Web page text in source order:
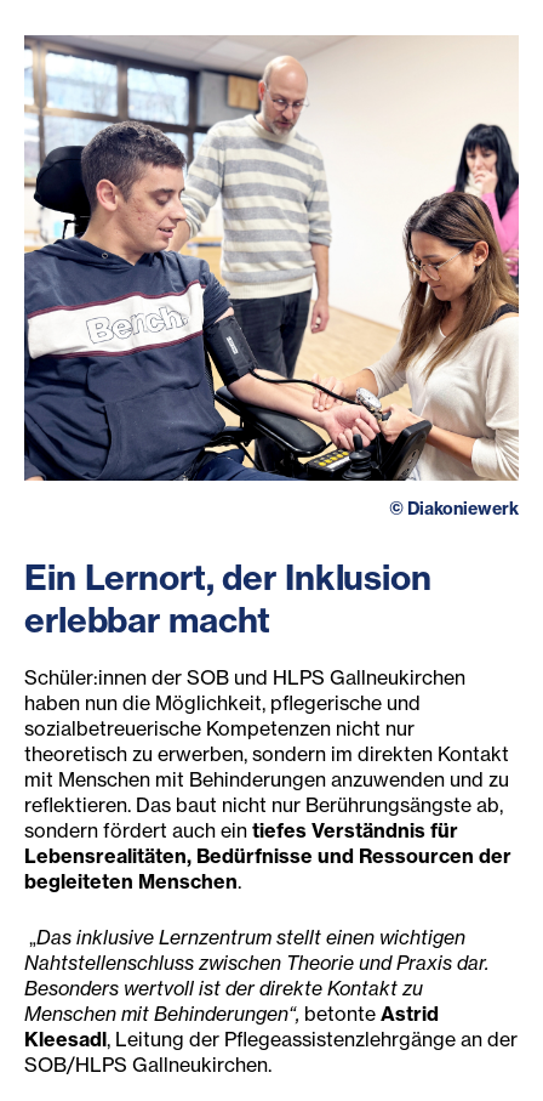
© Diakoniewerk
Ein Lernort, der Inklusion
erlebbar macht
Schüler:innen der SOB und HLPS Gallneukirchen
haben nun die Möglichkeit, pflegerische und
sozialbetreuerische Kompetenzen nicht nur
theoretisch zu erwerben, sondern im direkten Kontakt
mit Menschen mit Behinderungen anzuwenden und zu
reflektieren. Das baut nicht nur Berührungsängste ab,
sondern fördert auch ein tiefes Verständnis für
Lebensrealitäten, Bedürfnisse und Ressourcen der
begleiteten Menschen.
„Das inklusive Lernzentrum stellt einen wichtigen
Nahtstellenschluss zwischen Theorie und Praxis dar.
Besonders wertvoll ist der direkte Kontakt zu
Menschen mit Behinderungen“, betonte Astrid
Kleesadl, Leitung der Pflegeassistenzlehrgänge an der
SOB/HLPS Gallneukirchen.